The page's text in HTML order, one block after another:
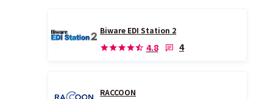
Biware EDI Station 2
4.8 4
RACCOON